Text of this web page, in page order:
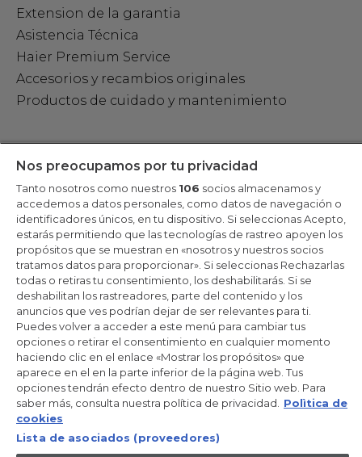
Extension de la garantia
Asistencia Técnica
Haier Premium Service
Accesorios y recambios originales
Productos de cuidado y mantenimiento
Regístrate ahora
Candy Hoover Group Srl –con accionista único, empresa que
gestiona y coordina la actividad de Candy S.p.A, con domicilio fiscal
en Via Comolli, 57 - 20861 Brugherio (MB) – Sede administrativa:
Via Privata Eden Fumagalli - 20861 Brugherio (MB). - Italia con
capital social de 30,000,000.00€ íntegramente desembolsado.
Registro Mercantil/ tributación de Monza y Brianza 04666310158 –
IVA núm. IT00786860965
ES / Español
Nos preocupamos por tu privacidad
Tanto nosotros como nuestros 106 socios almacenamos y
accedemos a datos personales, como datos de navegación o
identificadores únicos, en tu dispositivo. Si seleccionas Acepto,
estarás permitiendo que las tecnologías de rastreo apoyen los
propósitos que se muestran en «nosotros y nuestros socios
tratamos datos para proporcionar». Si seleccionas Rechazarlas
todas o retiras tu consentimiento, los deshabilitarás. Si se
deshabilitan los rastreadores, parte del contenido y los
anuncios que ves podrían dejar de ser relevantes para ti.
Puedes volver a acceder a este menú para cambiar tus
opciones o retirar el consentimiento en cualquier momento
haciendo clic en el enlace «Mostrar los propósitos» que
aparece en el en la parte inferior de la página web. Tus
opciones tendrán efecto dentro de nuestro Sitio web. Para
saber más, consulta nuestra política de privacidad.
Polìtica de
cookies
Lista de asociados (proveedores)